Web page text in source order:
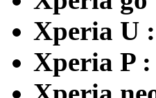
Xperia U
Xperia P